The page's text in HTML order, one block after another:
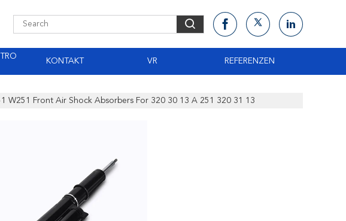
KONTAKT VR REFERENZEN
W251 Front Air Shock Absorbers For 320 30 13 A 251 320 31 13